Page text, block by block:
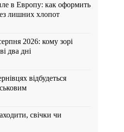
в Европу: как оформить
лишних хлопот
2026: кому зорі
два дні
відбудеться
свічки чи